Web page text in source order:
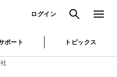
ログイン 検索 メニュ
ポート トピックス